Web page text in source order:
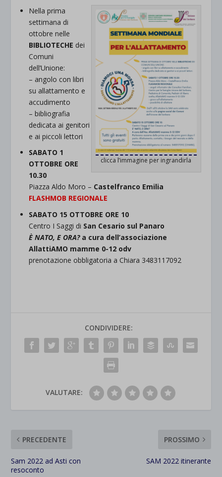
clicca l’immagine per ingrandirla
Nella prima
settimana di
ottobre nelle
BIBLIOTECHE dei
Comuni
dell’Unione:
– angolo con libri
su allattamento e
accudimento
– bibliografia
dedicata ai genitori
e ai piccoli lettori
SABATO 1
OTTOBRE ORE
10.30
Piazza Aldo Moro – Castelfranco Emilia
FLASHMOB REGIONALE
SABATO 15 OTTOBRE ORE 10
Centro I Saggi di San Cesario sul Panaro
È NATO, E ORA? a cura dell’associazione
AllattiAMO mamme 0-12 odv
prenotazione obbligatoria a Chiara 3483117092
CONDIVIDERE:
VALUTARE:
PRECEDENTE
Sam 2022 ad Asti con
resoconto
PROSSIMO
SAM 2022 itinerante